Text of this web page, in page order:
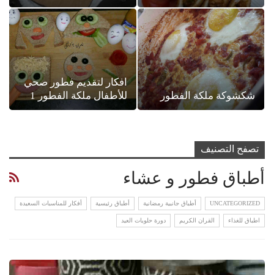
شكشوكة ملكة الفطور
افكار لتقديم فطور صحي
للأطفال ملكة الفطور 1
تصفح التصنيف
أطباق فطور و عشاء
UNCATEGORIZED أطباق جانبية رمضانية أطباق رئيسية أفكار للمناسبات السعيدة
اطباق للغذاء القران الكريم دورة حلويات العيد